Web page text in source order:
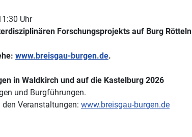
Uhr
Forschungsprojekts auf Burg Rötteln
www.breisgau-burgen.de.
in Waldkirch und auf die Kastelburg 2026
und Burgführungen.
Veranstaltungen: www.breisgau-burgen.de